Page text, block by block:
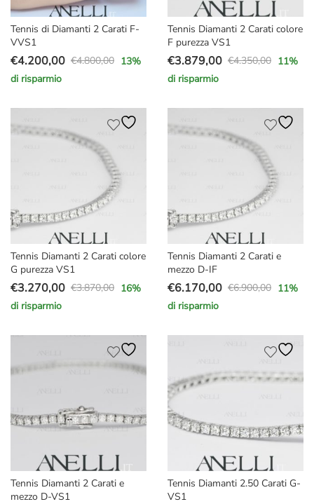
Tennis di Diamanti 2 Carati F-
VVS1
€4.800,00
Il
prezzo
era:
€4.800,00.
€4.200,00
Il
prezzo
è:
€4.200,00.
13%
di risparmio
Tennis Diamanti 2 Carati colore
F purezza VS1
€4.350,00
Il
prezzo
era:
€4.350,00.
€3.879,00
Il
prezzo
è:
€3.879,00.
11%
di risparmio
Tennis Diamanti 2 Carati colore
G purezza VS1
€3.870,00
Il
prezzo
€3.870,00.
€3.270,00
Il
prezzo
€3.270,00.
16%
di risparmio
Tennis Diamanti 2 Carati e
mezzo D-IF
€6.900,00
Il
prezzo
€6.170,00
Il
prezzo
11%
di risparmio
Tennis Diamanti 2 Carati e
mezzo D-VS1
Tennis Diamanti 2.50 Carati G-
VS1